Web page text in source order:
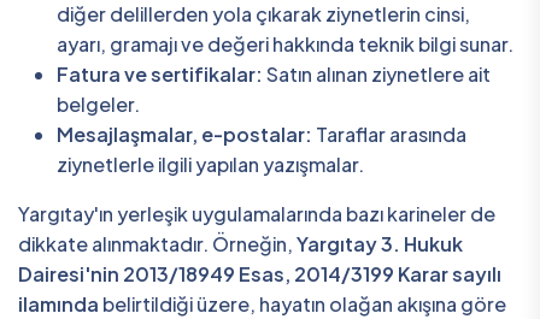
diğer delillerden yola çıkarak ziynetlerin cinsi,
ayarı, gramajı ve değeri hakkında teknik bilgi sunar.
Fatura ve sertifikalar: Satın alınan ziynetlere ait
belgeler.
Mesajlaşmalar, e-postalar: Taraflar arasında
ziynetlerle ilgili yapılan yazışmalar.
Yargıtay'ın yerleşik uygulamalarında bazı karineler de
dikkate alınmaktadır. Örneğin,Yargıtay 3. Hukuk
Dairesi'nin 2013/18949 Esas, 2014/3199 Karar sayılı
ilamında belirtildiği üzere, hayatın olağan akışına göre